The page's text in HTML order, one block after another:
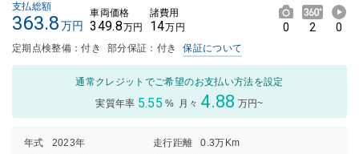
支払総額
363.8万円
車両価格
349.8万円
諸費用
14万円 0 2 0
定期点検整備：付き 部分保証：付き 保証について
通常クレジットでご希望のお支払い方法を設定
実質年率 5.55 % 月々 4.88 万円~
年式 2023年 走行距離
0.3万Km